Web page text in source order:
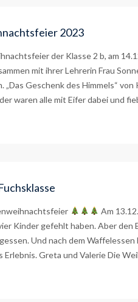
2023
der Klasse 2 b, am
mit ihrer Lehrerin Frau
„Das Geschenk des Himmels“
waren alle mit Eifer dabei und
Am
Kinder gefehlt haben. Aber
Und nach dem
Erlebnis. Greta und Valerie Die